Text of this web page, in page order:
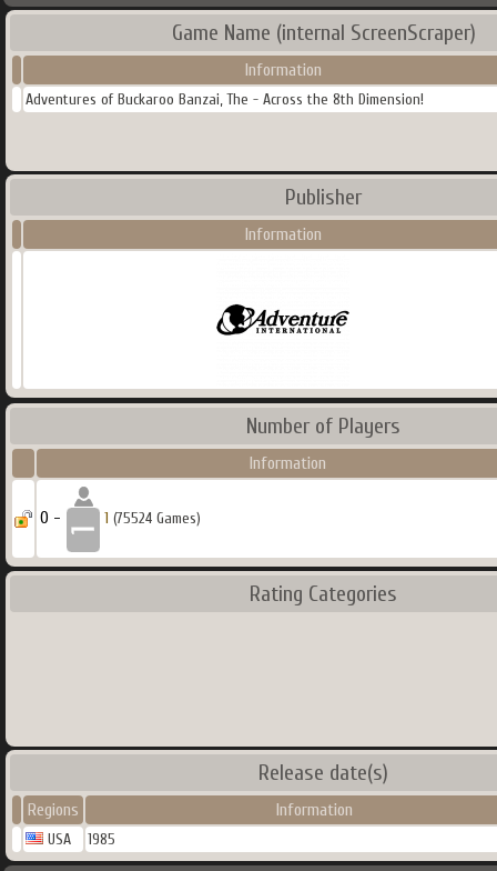
Game Name (internal ScreenScraper)
Information
Adventures of Buckaroo Banzai, The - Across the 8th Dimension!
Publisher
Information
Number of Players
Information
0 - 1 (75524 Games)
Rating Categories
Release date(s)
Regions Information
USA 1985